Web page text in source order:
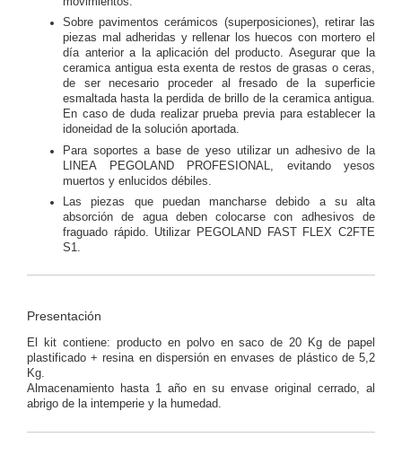
Sobre pavimentos cerámicos (superposiciones), retirar las
piezas mal adheridas y rellenar los huecos con mortero el
día anterior a la aplicación del producto. Asegurar que la
ceramica antigua esta exenta de restos de grasas o ceras,
de ser necesario proceder al fresado de la superficie
esmaltada hasta la perdida de brillo de la ceramica antigua.
En caso de duda realizar prueba previa para establecer la
idoneidad de la solución aportada.
Para soportes a base de yeso utilizar un adhesivo de la
LINEA PEGOLAND PROFESIONAL, evitando yesos
muertos y enlucidos débiles.
Las piezas que puedan mancharse debido a su alta
absorción de agua deben colocarse con adhesivos de
fraguado rápido. Utilizar PEGOLAND FAST FLEX C2FTE
S1.
Presentación
El kit contiene: producto en polvo en saco de 20 Kg de papel
plastificado + resina en dispersión en envases de plástico de 5,2
Kg.
Almacenamiento hasta 1 año en su envase original cerrado, al
abrigo de la intemperie y la humedad.